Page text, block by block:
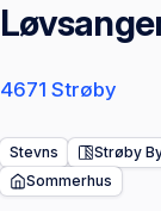
4671 Strøby
Stevns
Strøby
Sommerhus